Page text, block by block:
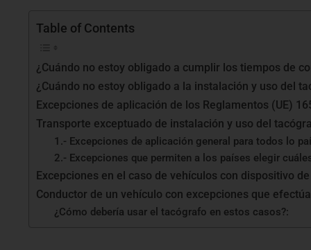
Table of Contents
¿Cuándo no estoy obligado a cumplir los tiempos de
¿Cuándo no estoy obligado a la instalación y uso del
Excepciones de aplicación de los Reglamentos (UE)
Transporte exceptuado de instalación y uso del
1.- Excepciones de aplicación general para todos lo
2.- Excepciones que permiten a los países elegir
Excepciones en el caso de vehículos con dispositivo
Conductor de un vehículo con excepciones que
¿Cómo debería usar el tacógrafo en estos casos?: